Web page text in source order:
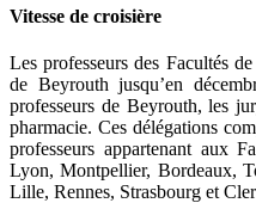
Vitesse de croisière
Les professeurs des Facultés
de Beyrouth jusqu’en
professeurs de Beyrouth, les
pharmacie. Ces délégations
professeurs appartenant aux
Lyon, Montpellier, Bordeaux,
Lille, Rennes, Strasbourg et